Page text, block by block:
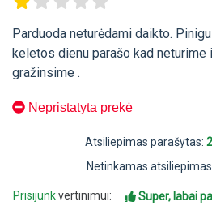
Parduoda neturėdami daikto.
keletos dienu parašo kad neturime
gražinsime .
Nepristatyta prekė
Atsiliepimas parašytas:
Netinkamas
Prisijunkvertinimui: Super, labai